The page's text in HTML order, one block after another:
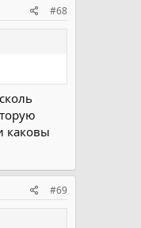
#68
каковы
#69